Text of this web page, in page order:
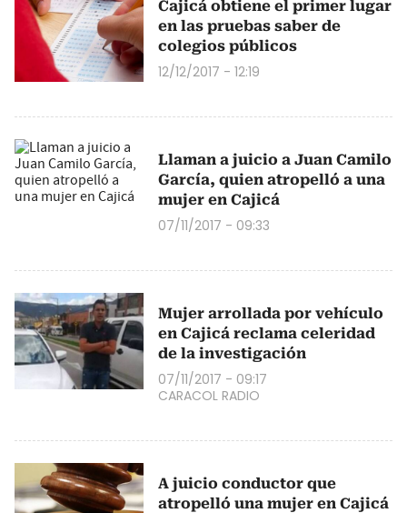
Cajicá obtiene el primer lugar
en las pruebas saber de
colegios públicos
12/12/2017 - 12:19
Llaman a juicio a Juan Camilo
García, quien atropelló a una
mujer en Cajicá
07/11/2017 - 09:33
Mujer arrollada por vehículo
en Cajicá reclama celeridad
de la investigación
07/11/2017 - 09:17
CARACOL RADIO
A juicio conductor que
atropelló una mujer en Cajicá